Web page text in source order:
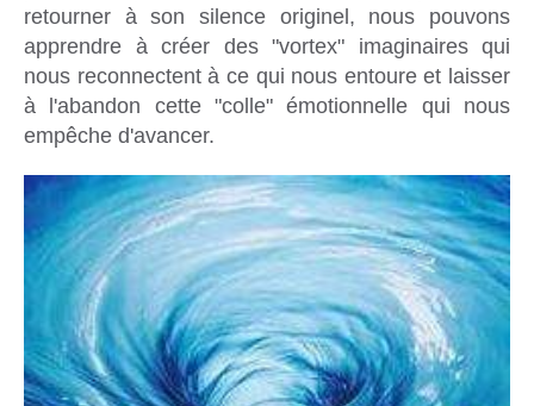
retourner à son silence originel, nous pouvons
apprendre à créer des "vortex" imaginaires qui
nous reconnectent à ce qui nous entoure et laisser
à l'abandon cette "colle" émotionnelle qui nous
empêche d'avancer.